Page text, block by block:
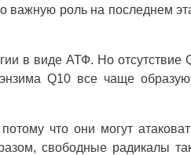
важную роль на последнем
в виде АТФ. Но отсутствие
Q10 все чаще
что они могут
свободные радикалы